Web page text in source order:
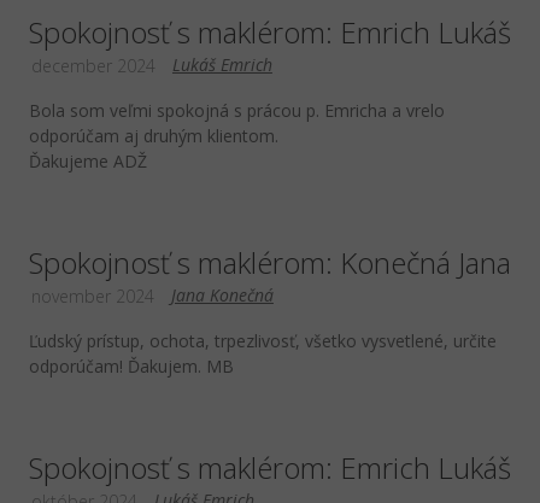
Spokojnosť s maklérom: Emrich Lukáš
Lukáš Emrich
december 2024
Bola som veľmi spokojná s prácou p. Emricha a vrelo
odporúčam aj druhým klientom.
Ďakujeme ADŽ
Spokojnosť s maklérom: Konečná Jana
Jana Konečná
november 2024
Ľudský prístup, ochota, trpezlivosť, všetko vysvetlené, určite
odporúčam! Ďakujem. MB
Spokojnosť s maklérom: Emrich Lukáš